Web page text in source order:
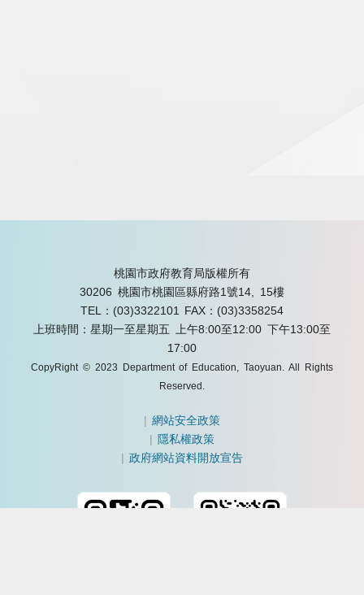
桃園市政府教育局版權所有
30206 桃園市桃園區縣府路1號14, 15樓
TEL：(03)3322101
FAX：(03)3358254
上班時間：星期一至星期五 上午8:00至12:00 下午13:00至
17:00
CopyRight © 2023 Department of Education, Taoyuan. All Rights
Reserved.
|網站安全政策
| 隱私權政策
|政府網站資料開放宣告